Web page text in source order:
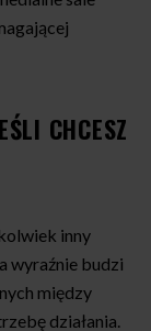
CHCESZ
inny
wyraźnie budzi
między
działania.